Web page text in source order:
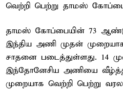
வெற்றி பெற்று தாமஸ்
தாமஸ் கோப்பையின் 73
இந்திய அணி முதன்
சாதனை படைத்துள்ளது. 14
இந்தோனேசிய அணியை
முறையாக வெற்றி பெற்று